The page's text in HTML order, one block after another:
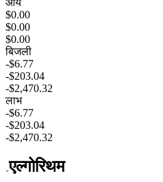
$0.00
$0.00
$0.00
बिजली
-$6.77
-$203.04
-$2,470.32
लाभ
-$6.77
-$203.04
-$2,470.32
एल्गोरिथम